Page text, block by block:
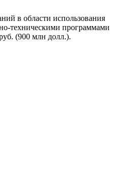
в области использования
­техническими программами
(900 млн долл.).